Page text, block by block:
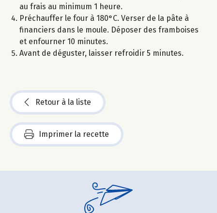
au frais au minimum 1 heure.
Préchauffer le four à 180°C. Verser de la pâte à
financiers dans le moule. Déposer des framboises
et enfourner 10 minutes.
Avant de déguster, laisser refroidir 5 minutes.
Retour à la liste
Imprimer la recette